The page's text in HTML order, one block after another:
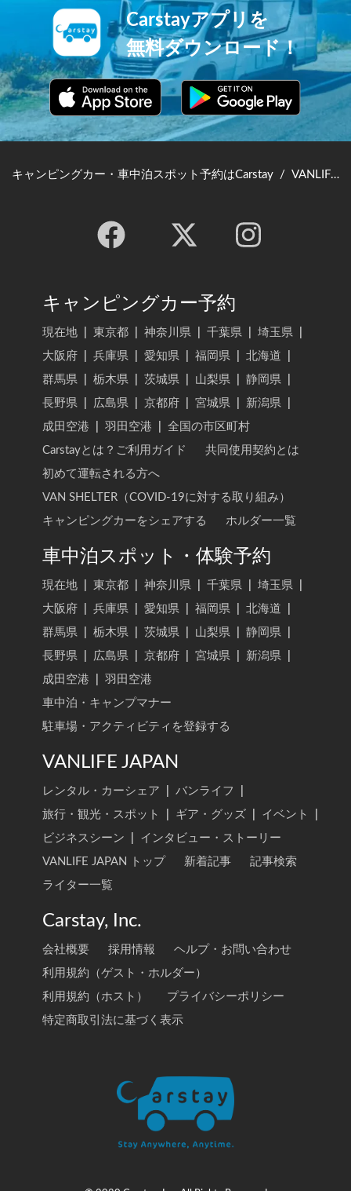
Carstayアプリを
無料ダウンロード！
キャンピングカー・車中泊スポット予約はCarstay / VANLIFE JAPAN TOP
キャンピングカー予約
現在地 東京都 神奈川県 千葉県 埼玉県
大阪府
兵庫県 愛知県 福岡県 北海道
群馬県
栃木県 茨城県 山梨県 静岡県
長野県
広島県 京都府 宮城県 新潟県
成田空港
羽田空港
全国の市区町村
Carstayとは？ご利用ガイド
共同使用契約とは
初めて運転される方へ
VAN SHELTER（COVID-19に対する取り組み）
キャンピングカーをシェアする
ホルダー一覧
車中泊スポット・体験予約
現在地 東京都 神奈川県 千葉県 埼玉県
大阪府
兵庫県 愛知県 福岡県 北海道
群馬県
栃木県 茨城県 山梨県 静岡県
長野県
広島県 京都府 宮城県 新潟県
成田空港
羽田空港
車中泊・キャンプマナー
駐車場・アクティビティを登録する
VANLIFE JAPAN
レンタル・カーシェア バンライフ
旅行・観光・スポット
ギア・グッズ イベント
ビジネスシーン
インタビュー・ストーリー
VANLIFE JAPAN トップ
新着記事
記事検索
ライター一覧
Carstay, Inc.
会社概要 採用情報
ヘルプ・お問い合わせ
利用規約（ゲスト・ホルダー）
利用規約（ホスト）
プライバシーポリシー
特定商取引法に基づく表示